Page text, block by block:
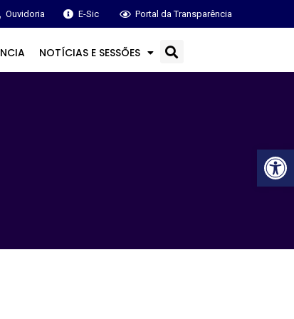
Ouvidoria E-Sic Portal da Transparência
NOTÍCIAS E SESSÕES